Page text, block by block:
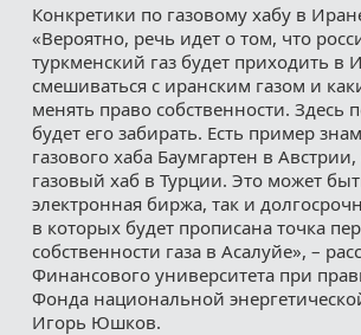
Конкретики по газовому хабу в
«Вероятно, речь идет о том, что
туркменский газ будет приходить в
смешиваться с иранским газом и
менять право собственности. Здесь
будет его забирать. Есть пример
газового хаба Баумгартен в
газовый хаб в Турции. Это может
электронная биржа, так и
в которых будет прописана точка
собственности газа в Асалуйе», –
Финансового университета при
Фонда национальной
Игорь Юшков.